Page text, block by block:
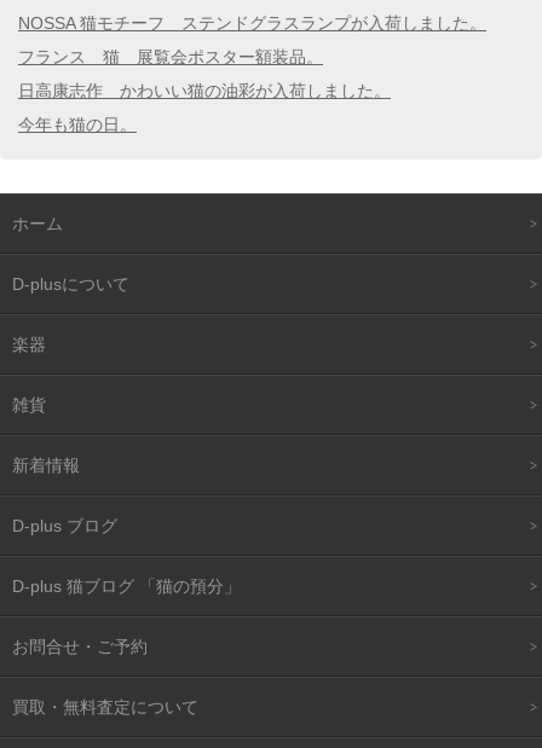
NOSSA 猫モチーフ ステンドグラスランプが入荷しました。
フランス 猫 展覧会ポスター額装品。
日高康志作 かわいい猫の油彩が入荷しました。
今年も猫の日。
ホーム
D-plusについて
楽器
雑貨
新着情報
D-plus ブログ
D-plus 猫ブログ 「猫の預分」
お問合せ・ご予約
買取・無料査定について